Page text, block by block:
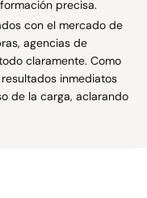
precisa.
con el mercado de
agencias de
claramente. Como
inmediatos
de la carga, aclarando